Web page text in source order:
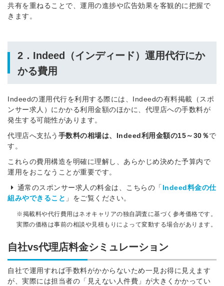
共有を重ねることで、運用の進捗や広告効果を客観的に把握で
きます。
2．Indeed（インディード）運用代行にか
かる費用
Indeedの運用代行を利用する際には、Indeedの有料掲載（スポ
ンサー求人）にかかる利用金額のほかに、代理店への手数料が
発生する可能性があります。
代理店へ支払う 手数料の相場は、Indeed利用金額の15～30％で
す。
これらの費用構造を明確に理解し、あらかじめ決めた予算内で
運用をおこなうことが重要です。
通常のスポンサー求人の料金は、こちらの「 Indeed料金の仕
組みやできること 」をご覧ください。
※掲載料や代行費用はネオキャリアの独自調査に基づく参考価格です。
実際の価格は事前の相談や見積もりによって変動する場合があります。
自社vs代理店料金シミュレーション
自社で運用すれば手数料がかからないため一見お得に見えます
が、実際には担当者の「見えない人件費」が大きくかかってい